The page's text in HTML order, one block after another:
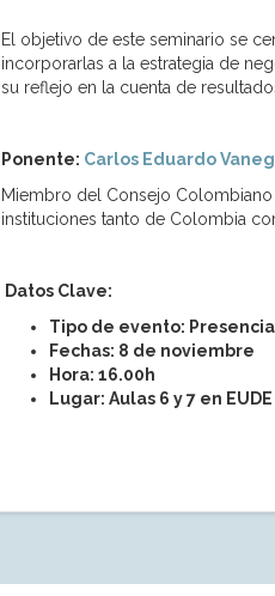
El objetivo de este seminario se
incorporarlas a la estrategia de
su reflejo en la cuenta de
Ponente: Carlos Eduardo
Miembro del Consejo
instituciones tanto de Colombia
Datos Clave:
Tipo de evento:
Fechas: 8 de noviembre
Hora: 16.00h
Lugar: Aulas 6 y 7 en